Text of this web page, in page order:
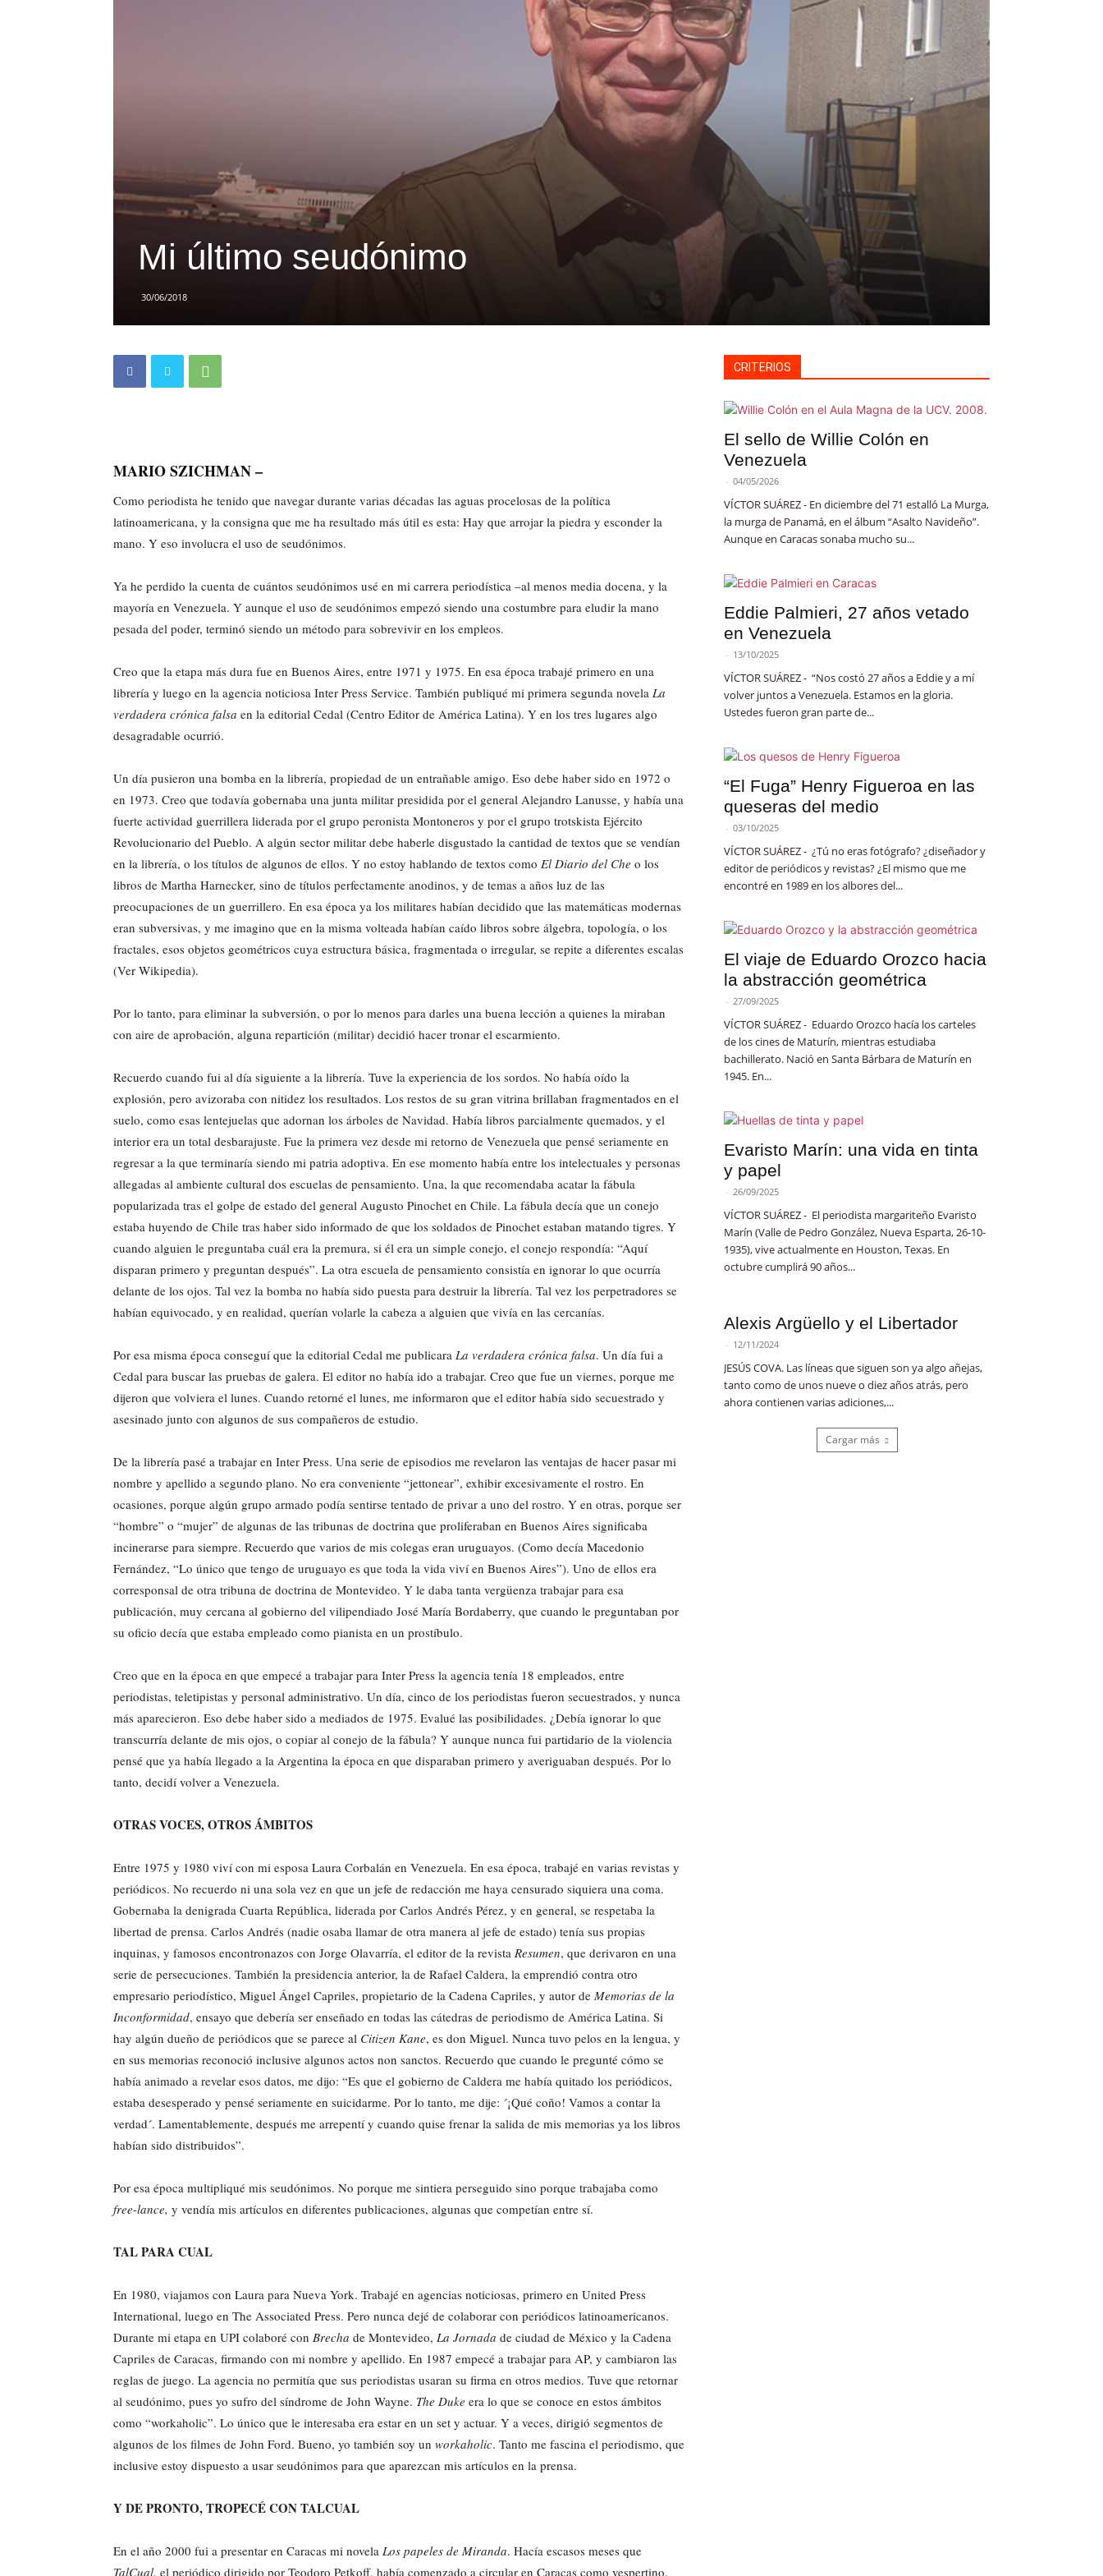
Mi último seudónimo
30/06/2018
MARIO SZICHMAN –
Como periodista he tenido que navegar durante varias décadas las aguas procelosas de la política
latinoamericana, y la consigna que me ha resultado más útil es esta: Hay que arrojar la piedra y esconder la
mano. Y eso involucra el uso de seudónimos.
Ya he perdido la cuenta de cuántos seudónimos usé en mi carrera periodística –al menos media docena, y la
mayoría en Venezuela. Y aunque el uso de seudónimos empezó siendo una costumbre para eludir la mano
pesada del poder, terminó siendo un método para sobrevivir en los empleos.
Creo que la etapa más dura fue en Buenos Aires, entre 1971 y 1975. En esa época trabajé primero en una
librería y luego en la agencia noticiosa Inter Press Service. También publiqué mi primera segunda novela La
verdadera crónica falsa en la editorial Cedal (Centro Editor de América Latina). Y en los tres lugares algo
desagradable ocurrió.
Un día pusieron una bomba en la librería, propiedad de un entrañable amigo. Eso debe haber sido en 1972 o
en 1973. Creo que todavía gobernaba una junta militar presidida por el general Alejandro Lanusse, y había una
fuerte actividad guerrillera liderada por el grupo peronista Montoneros y por el grupo trotskista Ejército
Revolucionario del Pueblo. A algún sector militar debe haberle disgustado la cantidad de textos que se vendían
en la librería, o los títulos de algunos de ellos. Y no estoy hablando de textos como El Diario del Che o los
libros de Martha Harnecker, sino de títulos perfectamente anodinos, y de temas a años luz de las
preocupaciones de un guerrillero. En esa época ya los militares habían decidido que las matemáticas modernas
eran subversivas, y me imagino que en la misma volteada habían caído libros sobre álgebra, topología, o los
fractales, esos objetos geométricos cuya estructura básica, fragmentada o irregular, se repite a diferentes escalas
(Ver Wikipedia).
Por lo tanto, para eliminar la subversión, o por lo menos para darles una buena lección a quienes la miraban
con aire de aprobación, alguna repartición (militar) decidió hacer tronar el escarmiento.
Recuerdo cuando fui al día siguiente a la librería. Tuve la experiencia de los sordos. No había oído la
explosión, pero avizoraba con nitidez los resultados. Los restos de su gran vitrina brillaban fragmentados en el
suelo, como esas lentejuelas que adornan los árboles de Navidad. Había libros parcialmente quemados, y el
interior era un total desbarajuste. Fue la primera vez desde mi retorno de Venezuela que pensé seriamente en
regresar a la que terminaría siendo mi patria adoptiva. En ese momento había entre los intelectuales y personas
allegadas al ambiente cultural dos escuelas de pensamiento. Una, la que recomendaba acatar la fábula
popularizada tras el golpe de estado del general Augusto Pinochet en Chile. La fábula decía que un conejo
estaba huyendo de Chile tras haber sido informado de que los soldados de Pinochet estaban matando tigres. Y
cuando alguien le preguntaba cuál era la premura, si él era un simple conejo, el conejo respondía: “Aquí
disparan primero y preguntan después”. La otra escuela de pensamiento consistía en ignorar lo que ocurría
delante de los ojos. Tal vez la bomba no había sido puesta para destruir la librería. Tal vez los perpetradores se
habían equivocado, y en realidad, querían volarle la cabeza a alguien que vivía en las cercanías.
Por esa misma época conseguí que la editorial Cedal me publicara La verdadera crónica falsa. Un día fui a
Cedal para buscar las pruebas de galera. El editor no había ido a trabajar. Creo que fue un viernes, porque me
dijeron que volviera el lunes. Cuando retorné el lunes, me informaron que el editor había sido secuestrado y
asesinado junto con algunos de sus compañeros de estudio.
De la librería pasé a trabajar en Inter Press. Una serie de episodios me revelaron las ventajas de hacer pasar mi
nombre y apellido a segundo plano. No era conveniente “jettonear”, exhibir excesivamente el rostro. En
ocasiones, porque algún grupo armado podía sentirse tentado de privar a uno del rostro. Y en otras, porque ser
“hombre” o “mujer” de algunas de las tribunas de doctrina que proliferaban en Buenos Aires significaba
incinerarse para siempre. Recuerdo que varios de mis colegas eran uruguayos. (Como decía Macedonio
Fernández, “Lo único que tengo de uruguayo es que toda la vida viví en Buenos Aires”). Uno de ellos era
corresponsal de otra tribuna de doctrina de Montevideo. Y le daba tanta vergüenza trabajar para esa
publicación, muy cercana al gobierno del vilipendiado José María Bordaberry, que cuando le preguntaban por
su oficio decía que estaba empleado como pianista en un prostíbulo.
Creo que en la época en que empecé a trabajar para Inter Press la agencia tenía 18 empleados, entre
periodistas, teletipistas y personal administrativo. Un día, cinco de los periodistas fueron secuestrados, y nunca
más aparecieron. Eso debe haber sido a mediados de 1975. Evalué las posibilidades. ¿Debía ignorar lo que
transcurría delante de mis ojos, o copiar al conejo de la fábula? Y aunque nunca fui partidario de la violencia
pensé que ya había llegado a la Argentina la época en que disparaban primero y averiguaban después. Por lo
tanto, decidí volver a Venezuela.
OTRAS VOCES, OTROS ÁMBITOS
Entre 1975 y 1980 viví con mi esposa Laura Corbalán en Venezuela. En esa época, trabajé en varias revistas y
periódicos. No recuerdo ni una sola vez en que un jefe de redacción me haya censurado siquiera una coma.
Gobernaba la denigrada Cuarta República, liderada por Carlos Andrés Pérez, y en general, se respetaba la
libertad de prensa. Carlos Andrés (nadie osaba llamar de otra manera al jefe de estado) tenía sus propias
inquinas, y famosos encontronazos con Jorge Olavarría, el editor de la revista Resumen, que derivaron en una
serie de persecuciones. También la presidencia anterior, la de Rafael Caldera, la emprendió contra otro
empresario periodístico, Miguel Ángel Capriles, propietario de la Cadena Capriles, y autor de Memorias de la
Inconformidad, ensayo que debería ser enseñado en todas las cátedras de periodismo de América Latina. Si
hay algún dueño de periódicos que se parece al Citizen Kane, es don Miguel. Nunca tuvo pelos en la lengua, y
en sus memorias reconoció inclusive algunos actos non sanctos. Recuerdo que cuando le pregunté cómo se
había animado a revelar esos datos, me dijo: “Es que el gobierno de Caldera me había quitado los periódicos,
estaba desesperado y pensé seriamente en suicidarme. Por lo tanto, me dije: ´¡Qué coño! Vamos a contar la
verdad´. Lamentablemente, después me arrepentí y cuando quise frenar la salida de mis memorias ya los libros
habían sido distribuidos”.
Por esa época multipliqué mis seudónimos. No porque me sintiera perseguido sino porque trabajaba como
free-lance, y vendía mis artículos en diferentes publicaciones, algunas que competían entre sí.
TAL PARA CUAL
En 1980, viajamos con Laura para Nueva York. Trabajé en agencias noticiosas, primero en United Press
International, luego en The Associated Press. Pero nunca dejé de colaborar con periódicos latinoamericanos.
Durante mi etapa en UPI colaboré con Brecha de Montevideo, La Jornada de ciudad de México y la Cadena
Capriles de Caracas, firmando con mi nombre y apellido. En 1987 empecé a trabajar para AP, y cambiaron las
reglas de juego. La agencia no permitía que sus periodistas usaran su firma en otros medios. Tuve que retornar
al seudónimo, pues yo sufro del síndrome de John Wayne. The Duke era lo que se conoce en estos ámbitos
como “workaholic”. Lo único que le interesaba era estar en un set y actuar. Y a veces, dirigió segmentos de
algunos de los filmes de John Ford. Bueno, yo también soy un workaholic. Tanto me fascina el periodismo, que
inclusive estoy dispuesto a usar seudónimos para que aparezcan mis artículos en la prensa.
Y DE PRONTO, TROPECÉ CON TALCUAL
En el año 2000 fui a presentar en Caracas mi novela Los papeles de Miranda. Hacía escasos meses que
TalCual, el periódico dirigido por Teodoro Petkoff, había comenzado a circular en Caracas como vespertino.
CRITERIOS
El sello de Willie Colón en
Venezuela
- 04/05/2026
VÍCTOR SUÁREZ - En diciembre del 71 estalló La Murga,
la murga de Panamá, en el álbum “Asalto Navideño”.
Aunque en Caracas sonaba mucho su...
Eddie Palmieri, 27 años vetado
en Venezuela
- 13/10/2025
VÍCTOR SUÁREZ - “Nos costó 27 años a Eddie y a mí
volver juntos a Venezuela. Estamos en la gloria.
Ustedes fueron gran parte de...
“El Fuga” Henry Figueroa en las
queseras del medio
- 03/10/2025
VÍCTOR SUÁREZ - ¿Tú no eras fotógrafo? ¿diseñador y
editor de periódicos y revistas? ¿El mismo que me
encontré en 1989 en los albores del...
El viaje de Eduardo Orozco hacia
la abstracción geométrica
- 27/09/2025
VÍCTOR SUÁREZ - Eduardo Orozco hacía los carteles
de los cines de Maturín, mientras estudiaba
bachillerato. Nació en Santa Bárbara de Maturín en
1945. En...
Evaristo Marín: una vida en tinta
y papel
- 26/09/2025
VÍCTOR SUÁREZ - El periodista margariteño Evaristo
Marín (Valle de Pedro González, Nueva Esparta, 26-10-
1935), vive actualmente en Houston, Texas. En
octubre cumplirá 90 años...
Alexis Argüello y el Libertador
- 12/11/2024
JESÚS COVA. Las líneas que siguen son ya algo añejas,
tanto como de unos nueve o diez años atrás, pero
ahora contienen varias adiciones,...
Cargar más